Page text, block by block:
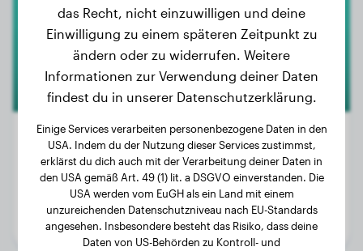
Gewicht:
3 kg
3 Jahre, 1 Monat
Geschlecht:
Rüde
das Recht, nicht einzuwilligen und deine
Einwilligung zu einem späteren Zeitpunkt zu
ändern oder zu widerrufen. Weitere
Informationen zur Verwendung deiner Daten
findest du in unserer Datenschutzerklärung.
Einige Services verarbeiten personenbezogene Daten in den
USA. Indem du der Nutzung dieser Services zustimmst,
erklärst du dich auch mit der Verarbeitung deiner Daten in
den USA gemäß Art. 49 (1) lit. a DSGVO einverstanden. Die
USA werden vom EuGH als ein Land mit einem
unzureichenden Datenschutzniveau nach EU-Standards
angesehen. Insbesondere besteht das Risiko, dass deine
Daten von US-Behörden zu Kontroll- und